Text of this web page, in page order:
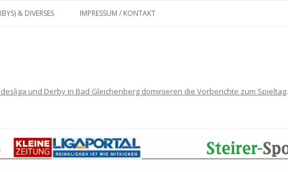
& DIVERSES
I
IMPRESSUM / KONTAKT
und Derby in Bad Gleichenberg dominieren die Vorberichte zum Spieltag.